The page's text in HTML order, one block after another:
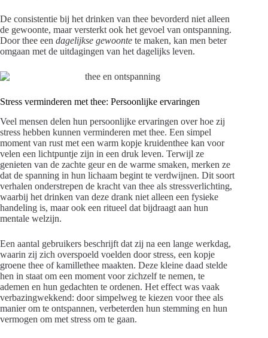
De consistentie bij het drinken van thee bevorderd niet alleen
de gewoonte, maar versterkt ook het gevoel van ontspanning.
Door thee een dagelijkse gewoonte te maken, kan men beter
omgaan met de uitdagingen van het dagelijks leven.
Stress verminderen met thee: Persoonlijke ervaringen
Veel mensen delen hun persoonlijke ervaringen over hoe zij
stress hebben kunnen verminderen met thee. Een simpel
moment van rust met een warm kopje kruidenthee kan voor
velen een lichtpuntje zijn in een druk leven. Terwijl ze
genieten van de zachte geur en de warme smaken, merken ze
dat de spanning in hun lichaam begint te verdwijnen. Dit soort
verhalen onderstrepen de kracht van thee als stressverlichting,
waarbij het drinken van deze drank niet alleen een fysieke
handeling is, maar ook een ritueel dat bijdraagt aan hun
mentale welzijn.
Een aantal gebruikers beschrijft dat zij na een lange werkdag,
waarin zij zich overspoeld voelden door stress, een kopje
groene thee of kamillethee maakten. Deze kleine daad stelde
hen in staat om een moment voor zichzelf te nemen, te
ademen en hun gedachten te ordenen. Het effect was vaak
verbazingwekkend: door simpelweg te kiezen voor thee als
manier om te ontspannen, verbeterden hun stemming en hun
vermogen om met stress om te gaan.